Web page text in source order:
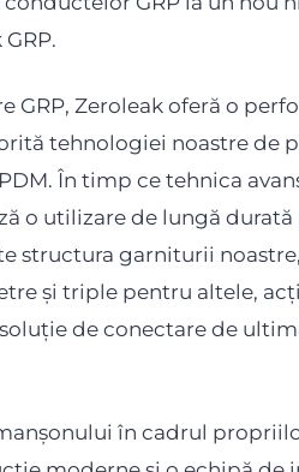
Zeroleak oferă o
tehnologiei noastre de
În timp ce tehnica
o utilizare de lungă
structura garniturii
și triple pentru altele,
de conectare de
în cadrul